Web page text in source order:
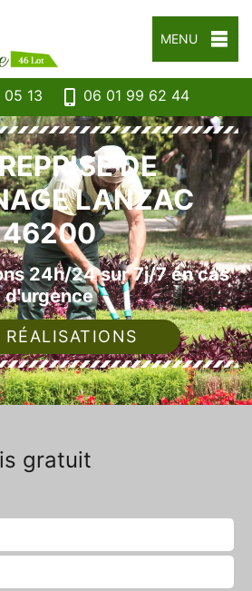
MENU
13 06 01 99 62 44
DE
LANZAC
46200
24h/24 sur 7j/7 en cas
d'urgence
RÉALISATIONS
gratuit